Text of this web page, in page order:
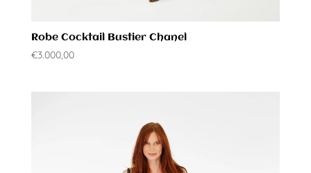
Robe Cocktail Bustier Chanel
€3.000,00